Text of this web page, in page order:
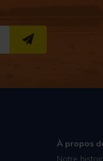
S''INSCRIRE
À propos
Notre